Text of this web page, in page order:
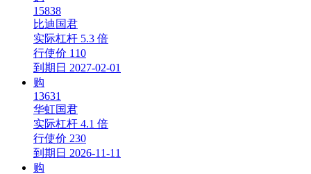
15838
比迪国君
实际杠杆 5.3 倍
行使价 110
到期日 2027-02-01
购
13631
华虹国君
实际杠杆 4.1 倍
行使价 230
到期日 2026-11-11
购